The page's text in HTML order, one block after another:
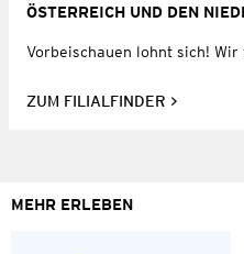
ÖSTERREICH UND DEN
Vorbeischauen lohnt sich!
ZUM FILIALFINDER
MEHR ERLEBEN